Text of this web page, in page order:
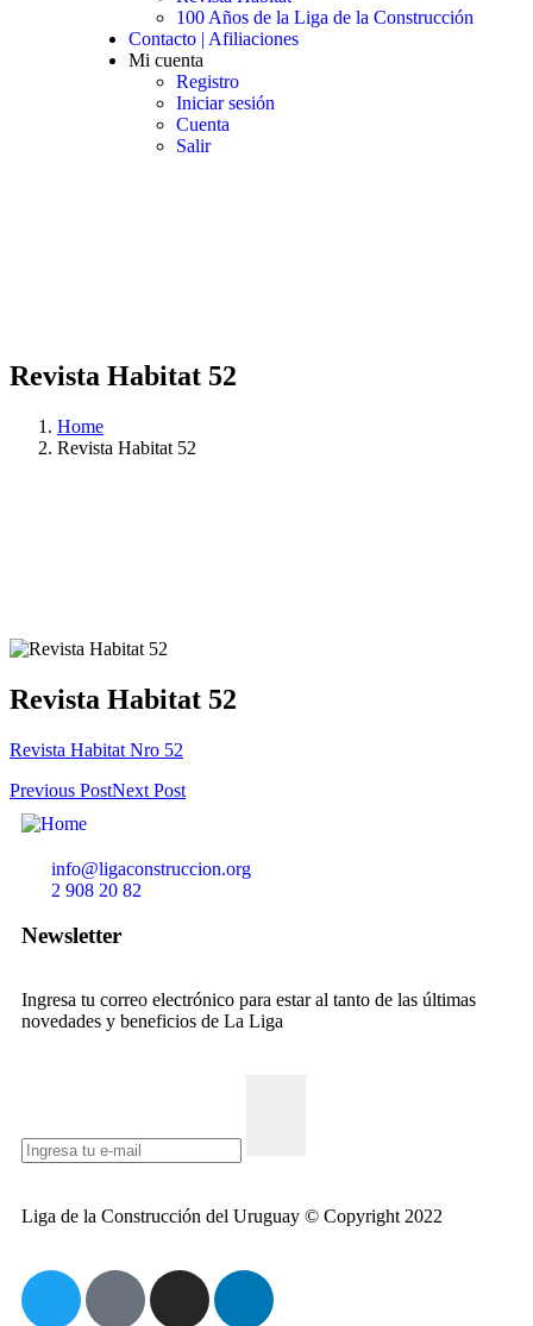
100 Años de la Liga de la Construcción
Contacto | Afiliaciones
Mi cuenta
Registro
Iniciar sesión
Cuenta
Salir
Revista Habitat 52
Home
Revista Habitat 52
Revista Habitat 52
Revista Habitat Nro 52
Previous PostNext Post
info@ligaconstruccion.org
2 908 20 82
Newsletter
Ingresa tu correo electrónico para estar al tanto de las últimas
novedades y beneficios de La Liga
Liga de la Construcción del Uruguay © Copyright 2022